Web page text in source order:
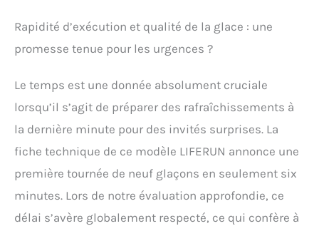
vous pouvez observer le processus de
transparente. 【Poignée Portable et Ultra
taille compacte (22,2 l x 29,4 P x 29 H cm), ne
robuste, qui ne prend pas de place et est facile à
transporter et à transporter. Convient à diverses
camping, les voyages en camping-car et les
fêtes, etc. La machine à glaçons fonctionne à
un niveau sonore inférieur à 55 décibels, vous
permettant de déguster des glaçons et des
boissons dans un environnement calme.
Rapidité d’exécution et qualité de la glace : une
promesse tenue pour les urgences ?
Le temps est une donnée absolument cruciale
lorsqu’il s’agit de préparer des rafraîchissements à
la dernière minute pour des invités surprises. La
fiche technique de ce modèle LIFERUN annonce une
première tournée de neuf glaçons en seulement six
minutes. Lors de notre évaluation approfondie, ce
délai s’avère globalement respecté, ce qui confère à